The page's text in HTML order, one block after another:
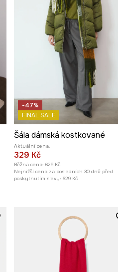
-47%
FINAL SALE
Šála dámská kostkované
Aktuální cena:
329 Kč
Běžná cena: 629 Kč
Nejnižší cena za posledních 30 dnů před
poskytnutím slevy: 629 Kč